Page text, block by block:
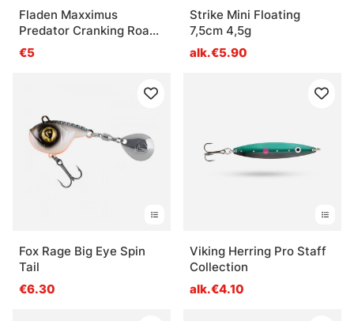
Fladen Maxximus
Predator Cranking Roach
50mm
€5
Strike Mini Floating
7,5cm 4,5g
alk.€5.90
Fox Rage Big Eye Spin
Tail
€6.30
Viking Herring Pro Staff
Collection
alk.€4.10